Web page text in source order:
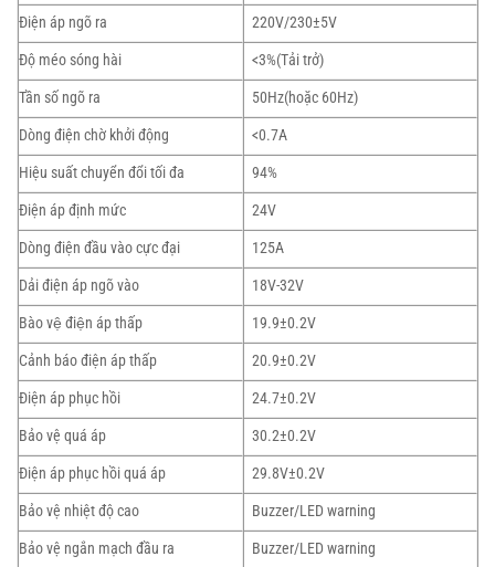
Điện áp ngõ ra
220V/230±5V
Độ méo sóng hài
<3%(Tải trở)
Tần số ngõ ra
50Hz(hoặc 60Hz)
Dòng điện chờ khởi động
<0.7A
Hiệu suất chuyển đổi tối đa
94%
Điện áp định mức
24V
Dòng điện đầu vào cực đại
125A
Dải điện áp ngõ vào
18V-32V
Bào vệ điện áp thấp
19.9±0.2V
Cảnh báo điện áp thấp
20.9±0.2V
Điện áp phục hồi
24.7±0.2V
Bảo vệ quá áp
30.2±0.2V
Điện áp phục hồi quá áp
29.8V±0.2V
Bảo vệ nhiệt độ cao
Buzzer/LED warning
Bảo vệ ngắn mạch đầu ra
Buzzer/LED warning